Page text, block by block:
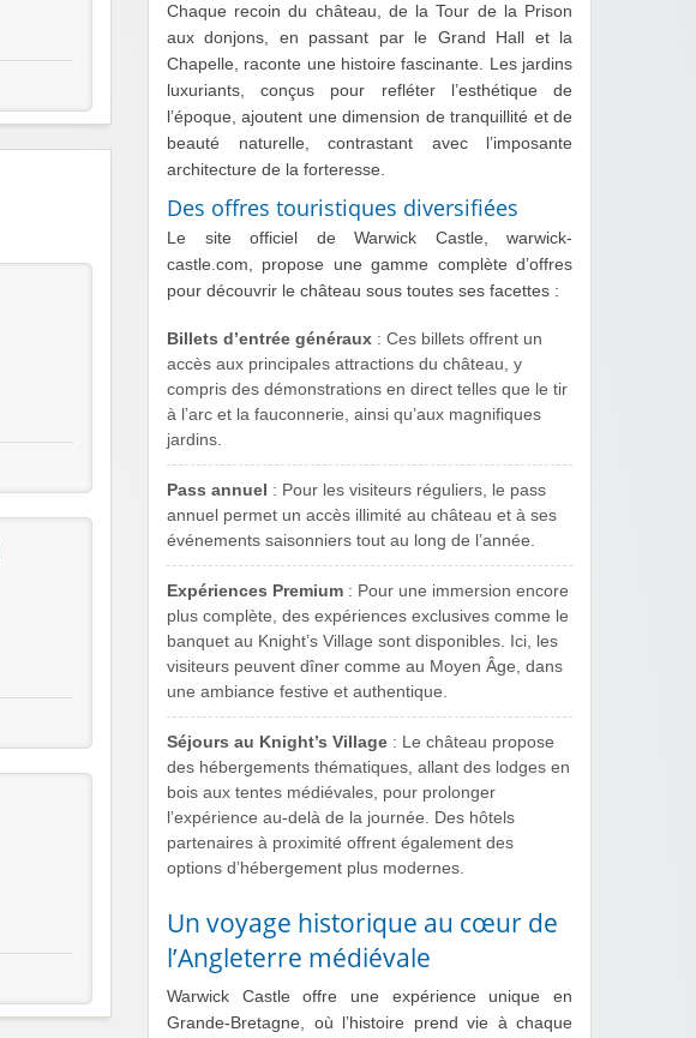
Chaque recoin du château, de la Tour de la Prison
aux donjons, en passant par le Grand Hall et la
Chapelle, raconte une histoire fascinante. Les jardins
luxuriants, conçus pour refléter l’esthétique de
l’époque, ajoutent une dimension de tranquillité et de
beauté naturelle, contrastant avec l’imposante
architecture de la forteresse.
Des offres touristiques diversifiées
Le site officiel de Warwick Castle, warwick-
castle.com, propose une gamme complète d’offres
pour découvrir le château sous toutes ses facettes :
Billets d’entrée généraux : Ces billets offrent un
accès aux principales attractions du château, y
compris des démonstrations en direct telles que le tir
à l’arc et la fauconnerie, ainsi qu’aux magnifiques
jardins.
Pass annuel : Pour les visiteurs réguliers, le pass
annuel permet un accès illimité au château et à ses
événements saisonniers tout au long de l’année.
Expériences Premium : Pour une immersion encore
plus complète, des expériences exclusives comme le
banquet au Knight’s Village sont disponibles. Ici, les
visiteurs peuvent dîner comme au Moyen Âge, dans
une ambiance festive et authentique.
Séjours au Knight’s Village : Le château propose
des hébergements thématiques, allant des lodges en
bois aux tentes médiévales, pour prolonger
l’expérience au-delà de la journée. Des hôtels
partenaires à proximité offrent également des
options d’hébergement plus modernes.
Un voyage historique au cœur de
l’Angleterre médiévale
Warwick Castle offre une expérience unique en
Grande-Bretagne, où l’histoire prend vie à chaque